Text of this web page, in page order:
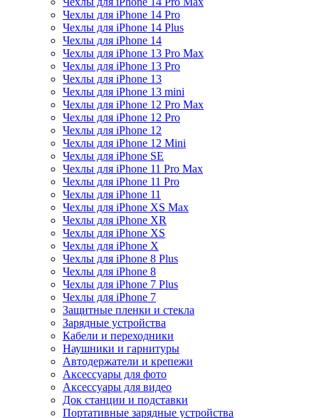
Чехлы для iPhone 14 Pro
Чехлы для iPhone 14 Plus
Чехлы для iPhone 14
Чехлы для iPhone 13 Pro Max
Чехлы для iPhone 13 Pro
Чехлы для iPhone 13
Чехлы для iPhone 13 mini
Чехлы для iPhone 12 Pro Max
Чехлы для iPhone 12 Pro
Чехлы для iPhone 12
Чехлы для iPhone 12 Mini
Чехлы для iPhone SE
Чехлы для iPhone 11 Pro Max
Чехлы для iPhone 11 Pro
Чехлы для iPhone 11
Чехлы для iPhone XS Max
Чехлы для iPhone XR
Чехлы для iPhone XS
Чехлы для iPhone X
Чехлы для iPhone 8 Plus
Чехлы для iPhone 8
Чехлы для iPhone 7 Plus
Чехлы для iPhone 7
Защитные пленки и стекла
Зарядные устройства
Кабели и переходники
Наушники и гарнитуры
Автодержатели и крепежи
Аксессуары для фото
Аксессуары для видео
Док станции и подставки
Портативные зарядные устройства